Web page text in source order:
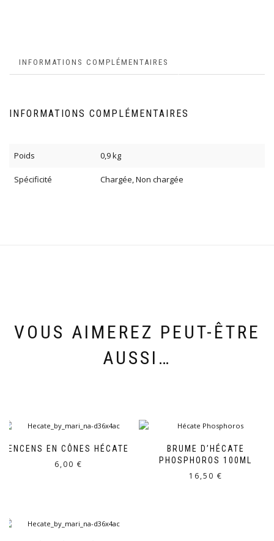
INFORMATIONS COMPLÉMENTAIRES
INFORMATIONS COMPLÉMENTAIRES
Poids 0,9 kg
Spécificité Chargée, Non chargée
VOUS AIMEREZ PEUT-ÊTRE
AUSSI…
ENCENS EN CÔNES HÉCATE
6,00 €
BRUME D’HÉCATE
PHOSPHOROS 100ML
16,50 €